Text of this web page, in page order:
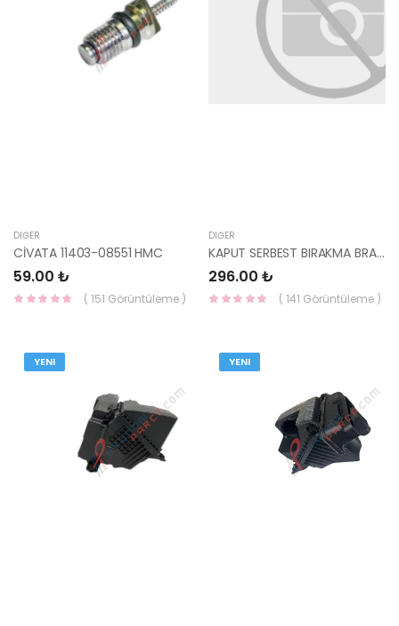
DIĞER
CİVATA 11403-08551 HMC
59.00 ₺
( 151 Görüntüleme )
DIĞER
KAPUT SERBEST BIRAKMA BRAKETİ SAC ELANTRA 2011- 64168-3X000
296.00 ₺
( 141 Görüntüleme )
YENI YENI